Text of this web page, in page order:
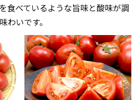
食べているような旨味と酸味が調
わいです。